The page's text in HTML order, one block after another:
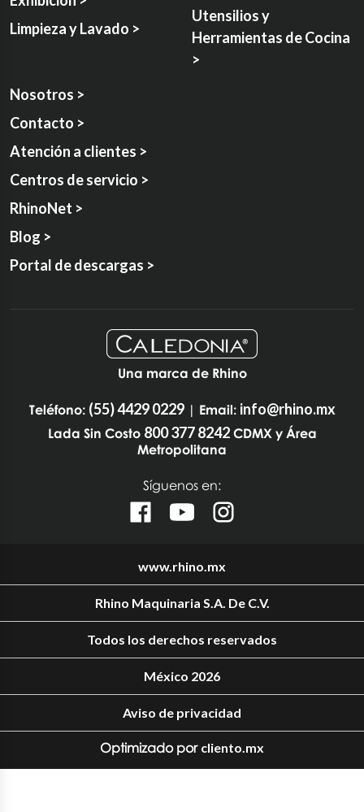
Limpieza y Lavado >
Utensilios y
Herramientas de Cocina
>
Nosotros >
Contacto >
Atención a clientes >
Centros de servicio >
RhinoNet >
Blog >
Portal de descargas >
Una marca de Rhino
Teléfono: (55) 4429 0229| Email: info@rhino.mx
Lada Sin Costo 800 377 8242CDMX y Área
Metropolitana
Síguenos en:
www.rhino.mx
Rhino Maquinaria S.A. De C.V.
Todos los derechos reservados
México 2026
Aviso de privacidad
Optimizado por cliento.mx